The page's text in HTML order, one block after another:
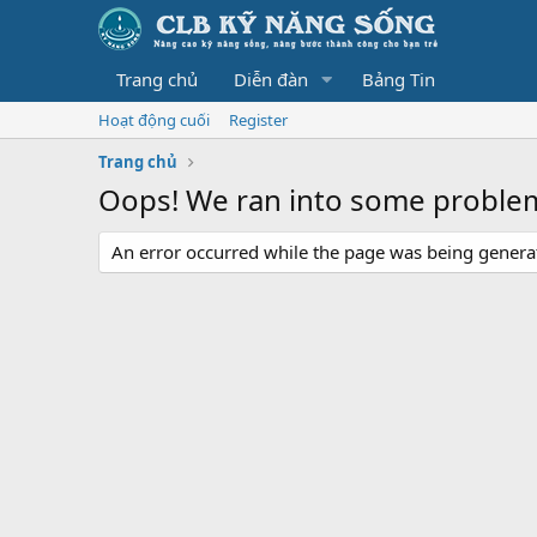
Trang chủ Diễn đàn Bảng Tin
Hoạt động cuối
Register
Trang chủ
Oops! We ran into some
An error occurred while the page was being